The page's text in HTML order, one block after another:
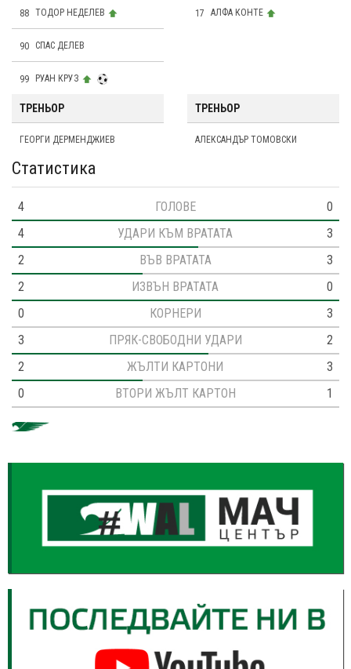
88 ТОДОР НЕДЕЛЕВ
90 СПАС ДЕЛЕВ
99 РУАН КРУЗ
17 АЛФА КОНТЕ
ТРЕНЬОР
ГЕОРГИ ДЕРМЕНДЖИЕВ
ТРЕНЬОР
АЛЕКСАНДЪР ТОМОВСКИ
Статистика
4 ГОЛОВЕ
0
4
УДАРИ КЪМ ВРАТАТА
3
2
ВЪВ ВРАТАТА
3
2
ИЗВЪН ВРАТАТА
0
0
КОРНЕРИ
3
3
ПРЯК-СВОБОДНИ УДАРИ
2
2
ЖЪЛТИ КАРТОНИ
3
0
ВТОРИ ЖЪЛТ КАРТОН 1